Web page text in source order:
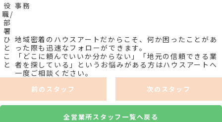
役
職/
部
署
事務
ひ
と
こ
と
地域密着のハウスアートだからこそ、何か困ったことがあ
った際も迅速なフォローができます。
「どこに頼んでいいか分からない」「地元の信頼できる業
者を探している」というお悩みがある方はハウスアートへ
一度ご相談ください。
前のスタッフ 次のスタッフ
全営業所スタッフ一覧へ戻る